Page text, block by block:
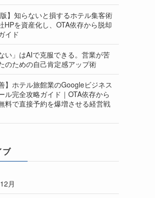
版】知らないと損するホテル集客術
HPを資産化し、OTA依存から脱却
イド
い」はAIで克服できる。営業が苦
のための自己肯定感アップ術
】ホテル旅館業のGoogleビジネス
ル完全攻略ガイド｜OTA依存から
料で直接予約を爆増させる経営戦
ブ
月